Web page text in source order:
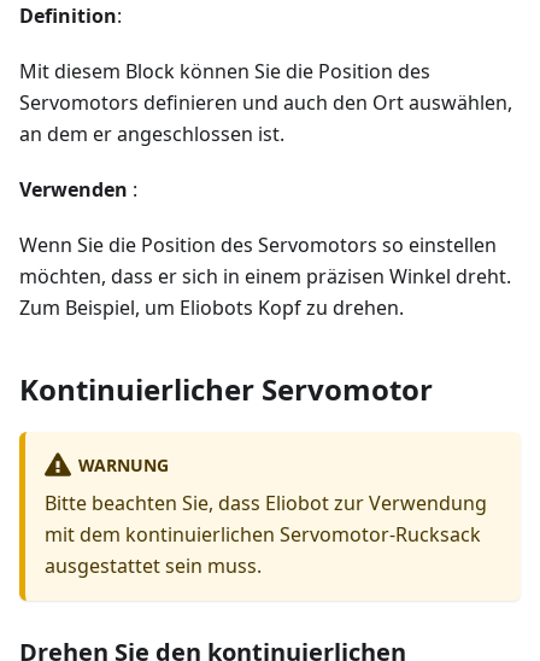
Definition:
Mit diesem Block können Sie die Position des
Servomotors definieren und auch den Ort auswählen,
an dem er angeschlossen ist.
Verwenden :
Wenn Sie die Position des Servomotors so einstellen
möchten, dass er sich in einem präzisen Winkel dreht.
Zum Beispiel, um Eliobots Kopf zu drehen.
Kontinuierlicher Servomotor
WARNUNG
Bitte beachten Sie, dass Eliobot zur Verwendung
mit dem kontinuierlichen Servomotor-Rucksack
ausgestattet sein muss.
Drehen Sie den kontinuierlichen